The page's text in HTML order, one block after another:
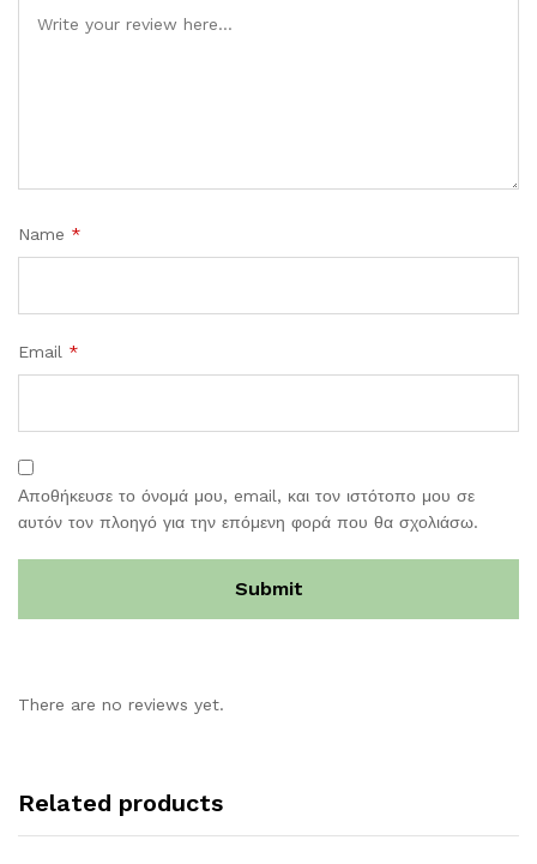
Name *
Email *
Αποθήκευσε το όνομά μου, email, και τον ιστότοπο μου σε
αυτόν τον πλοηγό για την επόμενη φορά που θα σχολιάσω.
There are no reviews yet.
Related products